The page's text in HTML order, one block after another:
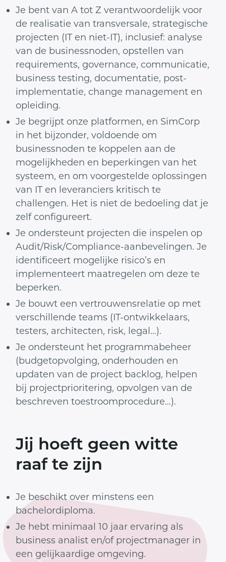
Je bent van A tot Z verantwoordelijk voor
de realisatie van transversale, strategische
projecten (IT en niet-IT), inclusief: analyse
van de businessnoden, opstellen van
requirements, governance, communicatie,
business testing, documentatie, post-
implementatie, change management en
opleiding.
Je begrijpt onze platformen, en SimCorp
in het bijzonder, voldoende om
businessnoden te koppelen aan de
mogelijkheden en beperkingen van het
systeem, en om voorgestelde oplossingen
van IT en leveranciers kritisch te
challengen. Het is niet de bedoeling dat je
zelf configureert.
Je ondersteunt projecten die inspelen op
Audit/Risk/Compliance-aanbevelingen. Je
identificeert mogelijke risico’s en
implementeert maatregelen om deze te
beperken.
Je bouwt een vertrouwensrelatie op met
verschillende teams (IT-ontwikkelaars,
testers, architecten, risk, legal…).
Je ondersteunt het programmabeheer
(budgetopvolging, onderhouden en
updaten van de project backlog, helpen
bij projectprioritering, opvolgen van de
beschreven toestroomprocedure…).
Jij hoeft geen witte
raaf te zijn
Je beschikt over minstens een
bachelordiploma.
Je hebt minimaal 10 jaar ervaring als
business analist en/of projectmanager in
een gelijkaardige omgeving.